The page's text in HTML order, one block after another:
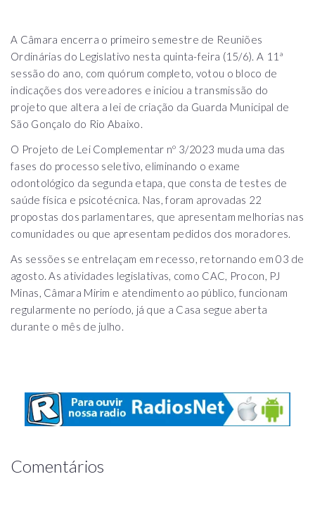
A Câmara encerra o primeiro semestre de Reuniões
Ordinárias do Legislativo nesta quinta-feira (15/6). A 11ª
sessão do ano, com quórum completo, votou o bloco de
indicações dos vereadores e iniciou a transmissão do
projeto que altera a lei de criação da Guarda Municipal de
São Gonçalo do Rio Abaixo.
O Projeto de Lei Complementar nº 3/2023 muda uma das
fases do processo seletivo, eliminando o exame
odontológico da segunda etapa, que consta de testes de
saúde física e psicotécnica. Nas, foram aprovadas 22
propostas dos parlamentares, que apresentam melhorias nas
comunidades ou que apresentam pedidos dos moradores.
As sessões se entrelaçam em recesso, retornando em 03 de
agosto.As atividades legislativas, como CAC, Procon, PJ
Minas, Câmara Mirim e atendimento ao público, funcionam
regularmente no período, já que a Casa segue aberta
durante o mês de julho.
Comentários